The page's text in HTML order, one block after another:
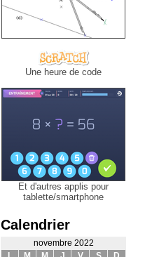
Une heure de code
Et d'autres applis pour
tablette/smartphone
Calendrier
novembre 2022